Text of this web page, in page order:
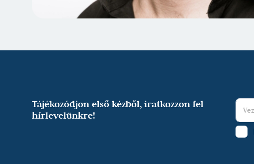
Tájékozódjon első kézből, iratkozzon fel
hírlevelünkre!